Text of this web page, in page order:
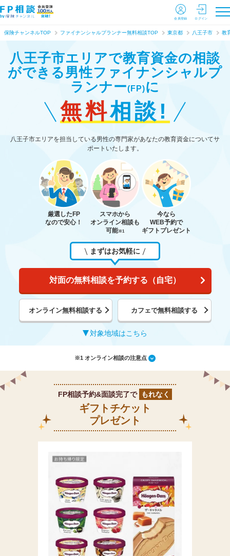
会員登録 ログイン
保険チャンネルTOP ファイナンシャルプランナー無料相談TOP 東京都 八王子市 教
八王子市エリアで教育資金の相談
ができる男性ファイナンシャルプ
ランナー(FP)に
無料相談!
八王子市エリアを担当している男性の専門家があなたの教育資金についてサ
ポートいたします。
厳選したFP
なので安心！
スマホから
オンライン相談も
可能※1
今なら
WEB予約で
ギフトプレゼント
まずはお気軽に
対面の無料相談を予約する（自宅）
オンライン無料相談する カフェで無料相談する
対象地域はこちら
※1 オンライン相談の注意点
FP相談予約&面談完了で もれなく
ギフトチケット
プレゼント